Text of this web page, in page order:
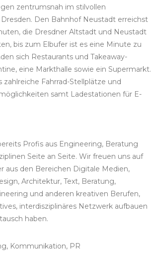
zentrumsnah im stilvollen
Den Bahnhof Neustadt erreichst
die Dresdner Altstadt und Neustadt
bis zum Elbufer ist es eine Minute zu
sich Restaurants und Takeaway-
eine Markthalle sowie ein Supermarkt.
zahlreiche Fahrrad-Stellplätze und
samt Ladestationen für E-
Profis aus Engineering, Beratung
Seite an Seite. Wir freuen uns auf
aus den Bereichen Digitale Medien,
Architektur, Text, Beratung,
und anderen kreativen Berufen,
interdisziplinäres Netzwerk aufbauen
haben.
Kommunikation, PR